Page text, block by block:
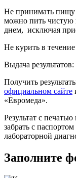
Не принимать пищу
можно пить чистую
днем, исключая
Не курить в
Выдача результатов:
Получить
официальном сайте
«Евромеда».
Результат с
забрать с
лабораторной
Заполните